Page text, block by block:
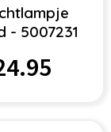
- 5007231